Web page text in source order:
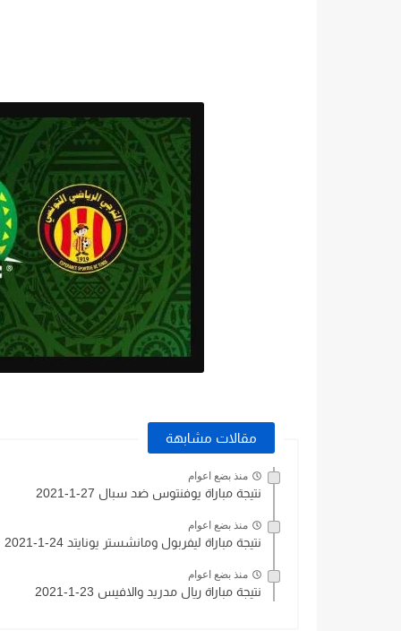
مقالات مشابهة
منذ بضع اعوام
نتيجة مباراة يوفنتوس ضد سبال 27-1-2021
منذ بضع اعوام
نتيجة مباراة ليفربول ومانشستر يونايتد 24-1-2021
منذ بضع اعوام
نتيجة مباراة ريال مدريد والافيس 23-1-2021